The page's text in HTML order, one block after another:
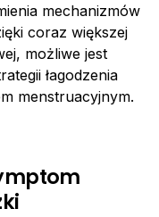
mechanizmów
coraz większej
możliwe jest
łagodzenia
menstruacyjnym.